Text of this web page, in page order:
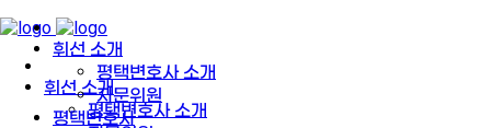
휘선 소개
평택변호사 소개
휘선 소개
평택변호사 소개
자문위원
평택변호사